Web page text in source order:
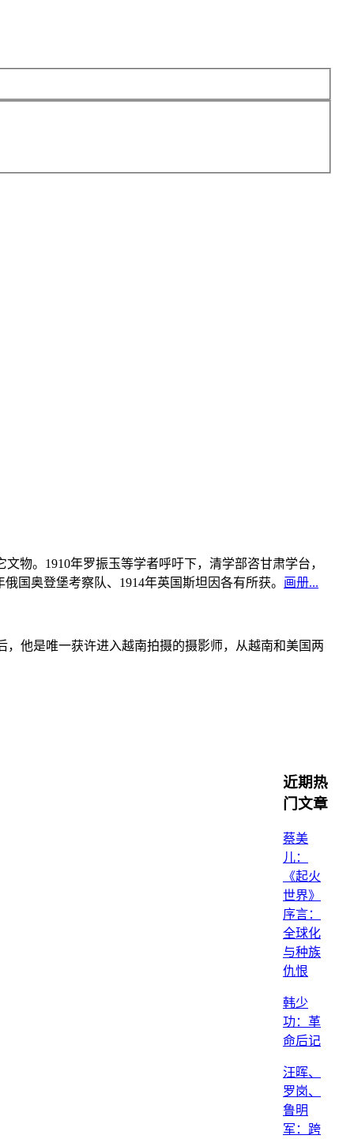
物。1910年罗振玉等学者呼吁下，清学部咨甘肃学台，
国奥登堡考察队、1914年英国斯坦因各有所获。 画册...
，他是唯一获许进入越南拍摄的摄影师，从越南和美国两
近期热
门文章
蔡美
儿：
《起火
世界》
序言：
全球化
与种族
仇恨
韩少
功：革
命后记
汪晖、
罗岗、
鲁明
军：跨